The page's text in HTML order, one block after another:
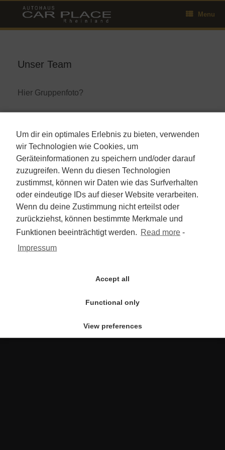
Um dir ein optimales Erlebnis zu bieten, verwenden
wir Technologien wie Cookies, um
Geräteinformationen zu speichern und/oder darauf
zuzugreifen. Wenn du diesen Technologien
zustimmst, können wir Daten wie das Surfverhalten
oder eindeutige IDs auf dieser Website verarbeiten.
Wenn du deine Zustimmung nicht erteilst oder
zurückziehst, können bestimmte Merkmale und
Funktionen beeinträchtigt werden. Read more -
Impressum
Accept all
Functional only
View preferences
content
Menu
Unser Team
Hier Gruppenfoto?
Autohaus Car-Place-Rheinland ©2026